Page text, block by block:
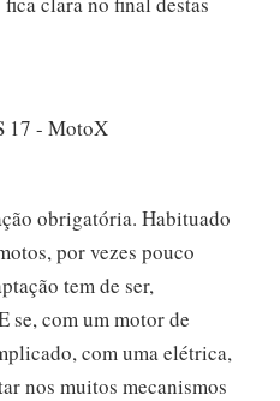
obrigatória. Habituado
por vezes pouco
tem de ser,
se, com um motor de
com uma elétrica,
nos muitos mecanismos